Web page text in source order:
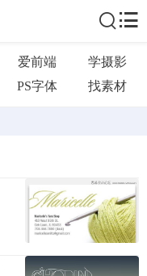
爱前端
学摄影
PS字体 找素材